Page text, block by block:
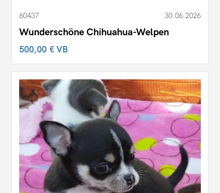
60437 30.06.2026
Wunderschöne Chihuahua-Welpen
500,00 €VB